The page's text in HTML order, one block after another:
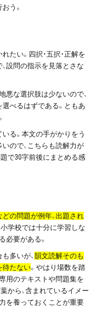
が届ける
3967
:日曜・祝日)
料請求
う。
たい。四択・五択・正解を
設問の指示を見落とさな
悪な選択肢は少ないので、
べるはずである。ともあ
る。本文の手がかりをう
ので、こちらも読解力が
で30字前後にまとめる感
どの問題が例年、出題され
小学校では十分に学習しな
必要がある。
多いが、韻文読解そのも
待たない。やはり場数を踏
用のテキストや問題集を
から、含まれているイメー
を養っておくことが重要